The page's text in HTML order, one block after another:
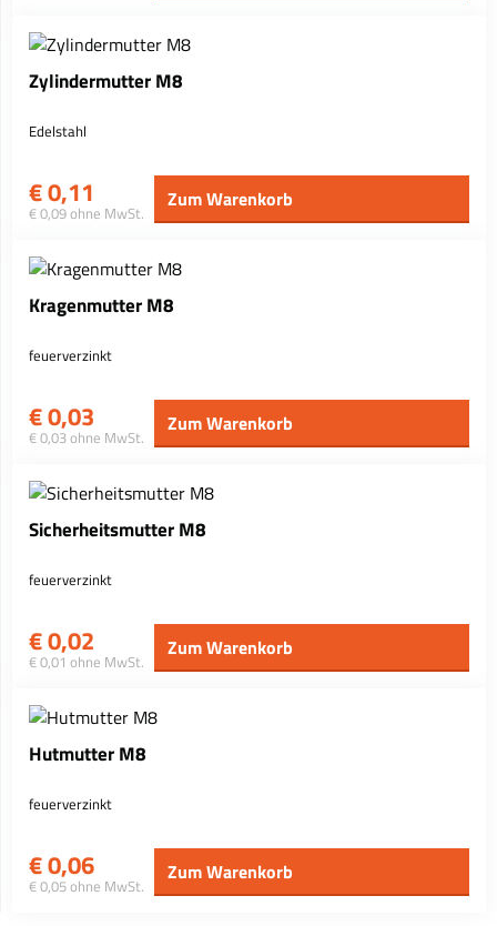
Zylindermutter M8
Edelstahl
€0,11
€ 0,09 ohne MwSt.
Zum Warenkorb
Kragenmutter M8
feuerverzinkt
€0,03
€ 0,03 ohne MwSt.
Zum Warenkorb
Sicherheitsmutter M8
feuerverzinkt
€0,02
€ 0,01 ohne MwSt.
Zum Warenkorb
Hutmutter M8
feuerverzinkt
€0,06
€ 0,05 ohne MwSt.
Zum Warenkorb